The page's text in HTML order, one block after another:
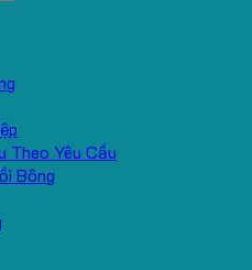
Theo Yêu Cầu
Bông